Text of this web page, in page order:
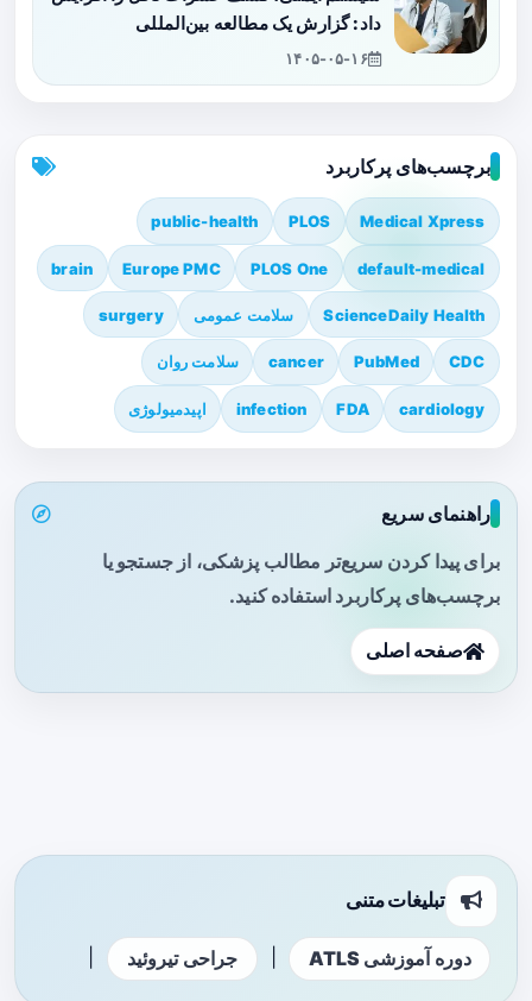
داد: گزارش یک مطالعه بین‌المللی
۱۴۰۵-۰۵-۱۶
برچسب‌های پرکاربرد
Medical Xpress
PLOS
public-health
default-medical
PLOS One
Europe PMC
brain
ScienceDaily Health سلامت عمومی surgery
CDC
PubMed
cancer سلامت روان
cardiology
FDA
infection اپیدمیولوژی
راهنمای سریع
برای پیدا کردن سریع‌تر مطالب پزشکی، از جستجو یا
برچسب‌های پرکاربرد استفاده کنید.
صفحه اصلی
تبلیغات متنی
دوره آموزشی ATLS جراحی تیروئید